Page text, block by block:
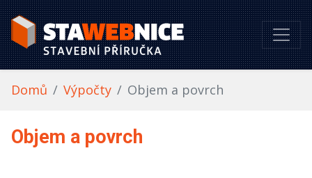
Domů Výpočty Objem a povrch
Objem a povrch